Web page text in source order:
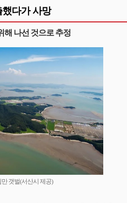
다가 사망
해 나선 것으로 추정
갯벌(서산시 제공)